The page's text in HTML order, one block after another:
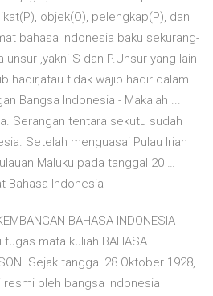
objek(O), pelengkap(P), dan
bahasa Indonesia baku sekurang-
,yakni S dan P.Unsur yang lain
hadir,atau tidak wajib hadir dalam …
Bangsa Indonesia - Makalah ...
Serangan tentara sekutu sudah
Setelah menguasai Pulau Irian
Maluku pada tanggal 20 …
Bahasa Indonesia
BAHASA INDONESIA
mata kuliah BAHASA
Sejak tanggal 28 Oktober 1928,
resmi oleh bangsa Indonesia